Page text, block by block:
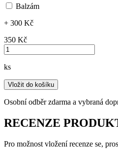
Balzám
+ 300 Kč
350 ‎Kč
ks
Vložit do košíku
Osobní odběr zdarma a vybraná
RECENZE
Pro možnost vložení recenze se,